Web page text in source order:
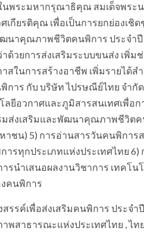
พระมหากรุณาธิคุณ สมเด็จพระ
เกียรติคุณ เพื่อเป็นการยกย่องเ
นาคุณภาพชีวิตคนพิการ ประจำปี
าด้วยการส่งเสริมระบบขนส่ง เ
สในการสร้างอาชีพ เพิ่มรายได้
ร กับ บริษัท ไปรษณีย์ไทย จำกัด
ลยีอวกาศและภูมิสารสนเทศเพื่
มส่งเสริมและพัฒนาคุณภาพชีวิต
าชน) 5) การอ่านสารวันคนพิการ
รทุกประเภทแห่งประเทศไทย 6)
ารนำเสนอผลงานวิชาการ เทคโ
คนพิการ
รรค์เพื่อส่งเสริมคนพิการ ประจำ
าพสาธารณะแห่งประเทศไทย , ไ